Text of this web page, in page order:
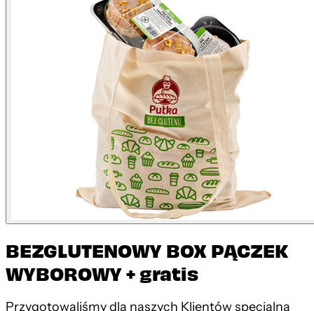
BEZGLUTENOWY BOX PĄCZEK
WYBOROWY + gratis
Przygotowaliśmy dla naszych Klientów specjalną